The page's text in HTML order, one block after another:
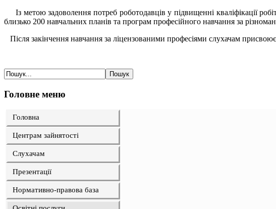
Із метою задоволення потреб роботодавців у підвищенні кваліфікації
близько 200 навчальних планів та програм професійного навчання за
Після закінчення навчання за ліцензованими професіями слухачам
Головне меню
Головна
Центрам зайнятості
Слухачам
Презентації
Нормативно-правова база